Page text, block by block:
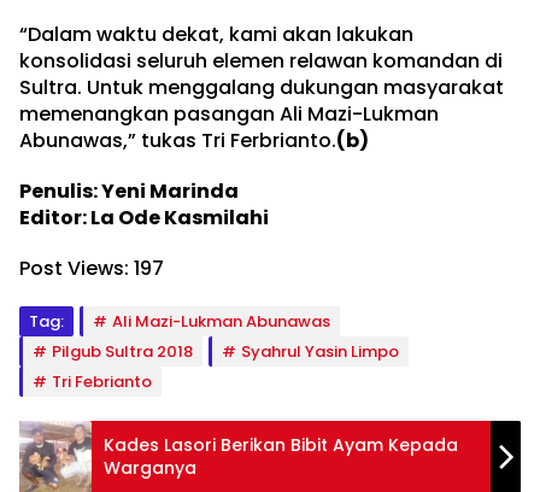
“Dalam waktu dekat, kami akan lakukan
konsolidasi seluruh elemen relawan komandan di
Sultra. Untuk menggalang dukungan masyarakat
memenangkan pasangan Ali Mazi-Lukman
Abunawas,” tukas Tri Ferbrianto.(b)
Penulis: Yeni Marinda
Editor: La Ode Kasmilahi
Post Views: 197
Tag:
Ali Mazi-Lukman Abunawas
Pilgub Sultra 2018
Syahrul Yasin Limpo
Tri Febrianto
Kades Lasori Berikan Bibit Ayam Kepada
Warganya